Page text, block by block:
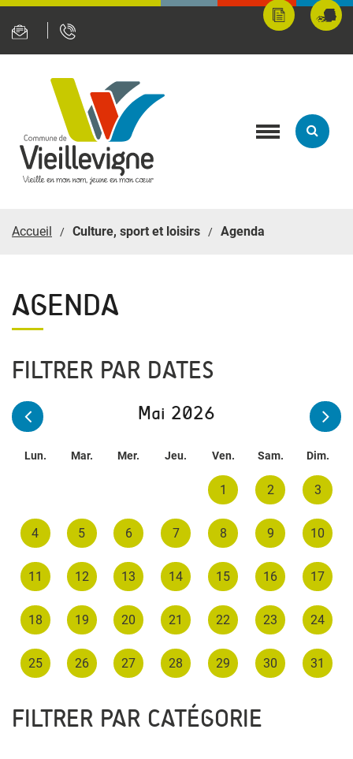
Mes
démarches
Toggle
Accueil Culture, sport et loisirs Agenda
AGENDA
FILTRER PAR DATES
Mai 2026
Lun. Mar. Mer. Jeu. Ven. Sam. Dim.
1 2 3
4 5 6 7 8 9 10
11 12 13 14 15 16 17
18 19 20 21 22 23 24
25 26 27 28 29 30 31
FILTRER PAR CATÉGORIE
Panneau de gestion des cookies